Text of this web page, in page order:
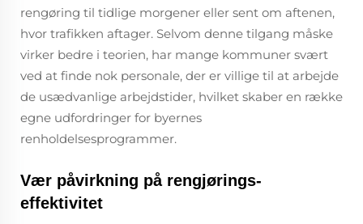
rengøring til tidlige morgener eller sent om aftenen,
hvor trafikken aftager. Selvom denne tilgang måske
virker bedre i teorien, har mange kommuner svært
ved at finde nok personale, der er villige til at arbejde
de usædvanlige arbejdstider, hvilket skaber en række
egne udfordringer for byernes
renholdelsesprogrammer.
Vær påvirkning på rengjørings-
effektivitet